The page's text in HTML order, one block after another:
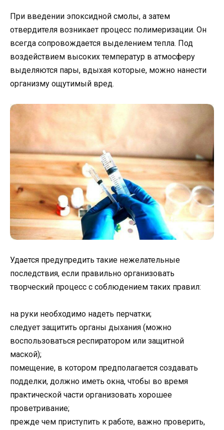
При введении эпоксидной смолы, а затем
отвердителя возникает процесс полимеризации. Он
всегда сопровождается выделением тепла. Под
воздействием высоких температур в атмосферу
выделяются пары, вдыхая которые, можно нанести
организму ощутимый вред.
Удается предупредить такие нежелательные
последствия, если правильно организовать
творческий процесс с соблюдением таких правил:
на руки необходимо надеть перчатки;
следует защитить органы дыхания (можно
воспользоваться респиратором или защитной
маской);
помещение, в котором предполагается создавать
подделки, должно иметь окна, чтобы во время
практической части организовать хорошее
проветривание;
прежде чем приступить к работе, важно проверить,